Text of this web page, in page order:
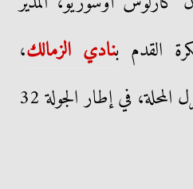
القدم بنادي الزمالك،
تشكيل فريقه لمواجهة غزل المحلة، في إطار الجولة 32